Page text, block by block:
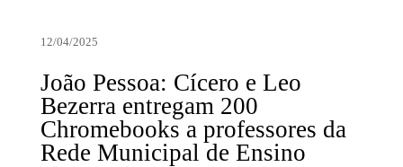
12/04/2025
João Pessoa: Cícero e Leo
Bezerra entregam 200
Chromebooks a professores da
Rede Municipal de Ensino